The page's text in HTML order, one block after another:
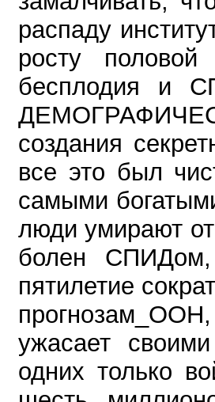
распаду
росту половой
бесплодия и
создания
все это был
самыми
люди умирают
болен СПИДом,
пятилетие
ужасает
одних только